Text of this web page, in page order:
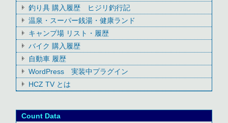
釣り具 購入履歴 ヒジリ釣行記
温泉・スーパー銭湯・健康ランド
キャンプ場 リスト・履歴
バイク 購入履歴
自動車 履歴
WordPress 実装中プラグイン
HCZ TV とは
Count Data